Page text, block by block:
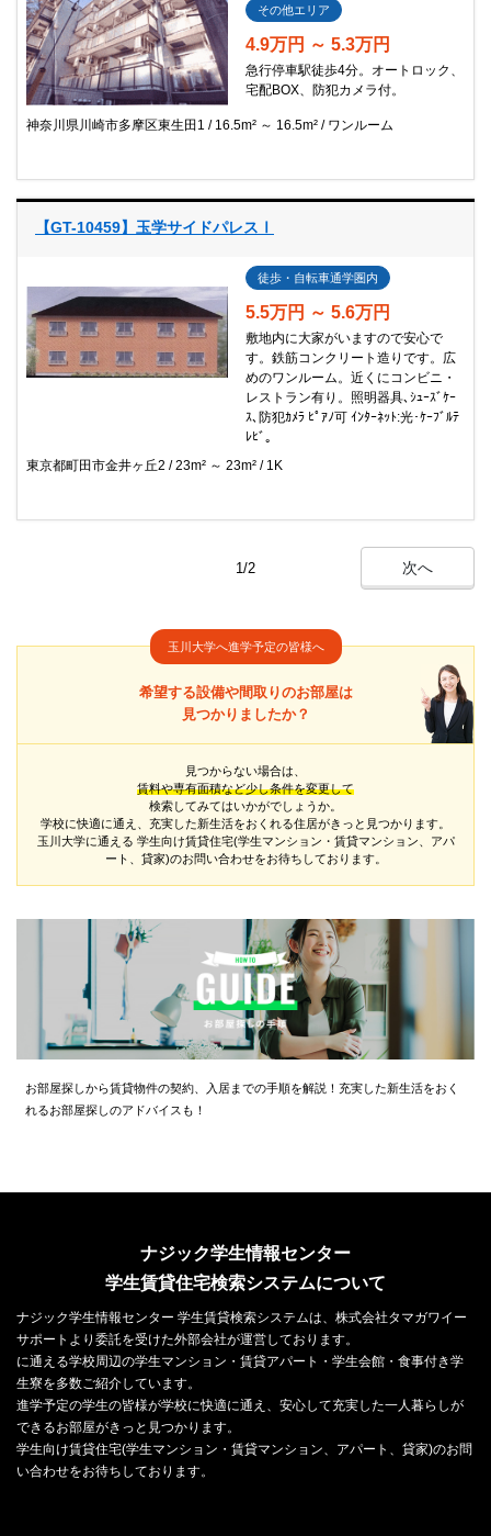
その他エリア
4.9万円 ～ 5.3万円
急行停車駅徒歩4分。オートロック、
宅配BOX、防犯カメラ付。
神奈川県川崎市多摩区東生田1 16.5m² ～ 16.5m² ワンルーム
【GT-10459】玉学サイドパレスⅠ
徒歩・自転車通学圏内
5.5万円 ～ 5.6万円
敷地内に大家がいますので安心で
す。鉄筋コンクリート造りです。広
めのワンルーム。近くにコンビニ・
レストラン有り。照明器具､ｼｭｰｽﾞｹｰ
ｽ､防犯ｶﾒﾗ ﾋﾟｱﾉ可 ｲﾝﾀｰﾈｯﾄ:光･ｹｰﾌﾞﾙﾃ
ﾚﾋﾞ｡
東京都町田市金井ヶ丘2
23m² ～ 23m² 1K
1/2 次へ
玉川大学へ進学予定の皆様へ
希望する設備や間取りのお部屋は
見つかりましたか？
見つからない場合は、
賃料や専有面積など少し条件を変更して
検索してみてはいかがでしょうか。
学校に快適に通え、充実した新生活をおくれる住居がきっと見つかります。
玉川大学に通える 学生向け賃貸住宅(学生マンション・賃貸マンション、アパ
ート、貸家)のお問い合わせをお待ちしております。
お部屋探しから賃貸物件の契約、入居までの手順を解説！充実した新生活をおく
れるお部屋探しのアドバイスも！
ナジック学生情報センター
学生賃貸住宅検索システムについて
ナジック学生情報センター 学生賃貸検索システムは、株式会社タマガワイー
サポートより委託を受けた外部会社が運営しております。
に通える学校周辺の学生マンション・賃貸アパート・学生会館・食事付き学
生寮を多数ご紹介しています。
進学予定の学生の皆様が学校に快適に通え、安心して充実した一人暮らしが
できるお部屋がきっと見つかります。
学生向け賃貸住宅(学生マンション・賃貸マンション、アパート、貸家)のお問
い合わせをお待ちしております。